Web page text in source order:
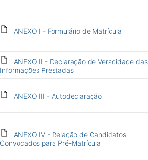
ANEXO I - Formulário de Matrícula
ANEXO II - Declaração de Veracidade das
Informações Prestadas
ANEXO III - Autodeclaração
ANEXO IV - Relação de Candidatos
Convocados para Pré-Matrícula